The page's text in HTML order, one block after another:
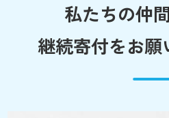
私たちの仲
継続寄付をお